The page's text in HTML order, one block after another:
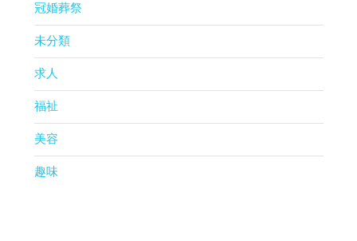
冠婚葬祭
未分類
求人
福祉
美容
趣味